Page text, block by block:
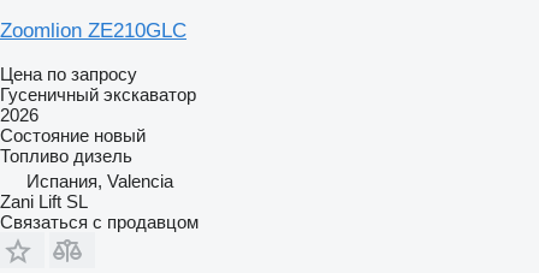
Zoomlion ZE210GLC
Цена по запросу
Гусеничный экскаватор
2026
Состояние новый
Топливо дизель
Испания, Valencia
Zani Lift SL
Связаться с продавцом